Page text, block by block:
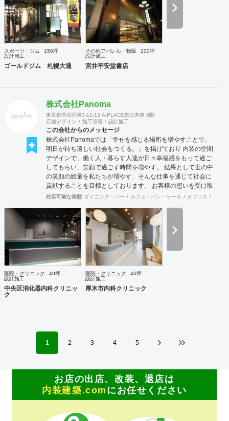
スポーツ・ジム
150坪
設計施工
ゴールドジム 札幌大通
その他アパレル・物販
200坪
設計施工
宮井平安堂書店
株式会社Panoma
東京都渋谷区東3-11-13 A-PLACE恵比寿東 8階
店舗デザイン
施工管理 設計施工
この会社からのメッセージ
株式会社Panomaでは「幸せを感じる場所を増やすことで、
明日が待ち遠しい社会をつくる。」を掲げており 内装の空間
デザインで、働く人・暮らす人達が日々幸福感をもって過ご
してもらい、笑顔で過ごす時間を増やす。 結果として世の中
の笑顔の総量を私たちが増やす、そんな仕事を通じて社会に
貢献することを目標としております。 お客様の想いを受け取
り、その想いを具現化できるデザインと施工を心掛け、 創業
でおります。 お客様満足を追求し「あなたに出会えてよかっ
た企業」であり続けれるよう貢献していきます。 医療施設に
特化した内装デザイン・施工の提供ブラインド『Clione』も
展開中です！ 是非ご連絡をお待ちしております！！
対応可能な業態 ダイニング・バー カフェ・パン・ケーキ オフィス
医院・クリニック
49坪
設計施工
中央区消化器内科クリニッ
ク
医院・クリニック
46坪
設計施工
厚木市内科クリニック
1 2 3 4 5
お店の出店、改装、退店は
内装建築.com にお任せください